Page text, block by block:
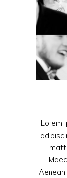
Lorem